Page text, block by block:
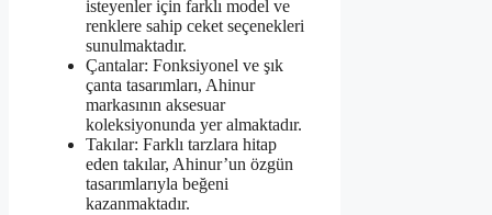
isteyenler için farklı model ve
renklere sahip ceket seçenekleri
sunulmaktadır.
Çantalar: Fonksiyonel ve şık
çanta tasarımları, Ahinur
markasının aksesuar
koleksiyonunda yer almaktadır.
Takılar: Farklı tarzlara hitap
eden takılar, Ahinur’un özgün
tasarımlarıyla beğeni
kazanmaktadır.